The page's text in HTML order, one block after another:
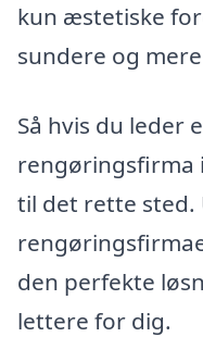
kun æstetiske
sundere og
Så hvis du leder
rengøringsfirma
til det rette sted.
den perfekte
lettere for dig.